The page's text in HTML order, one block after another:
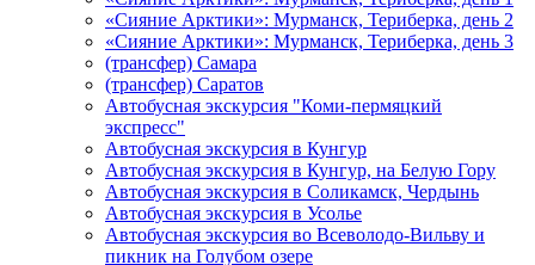
«Сияние Арктики»: Мурманск, Териберка, день 2
«Сияние Арктики»: Мурманск, Териберка, день 3
(трансфер) Самара
(трансфер) Саратов
Автобусная экскурсия "Коми-пермяцкий
экспресс"
Автобусная экскурсия в Кунгур
Автобусная экскурсия в Кунгур, на Белую Гору
Автобусная экскурсия в Соликамск, Чердынь
Автобусная экскурсия в Усолье
Автобусная экскурсия во Всеволодо-Вильву и
пикник на Голубом озере